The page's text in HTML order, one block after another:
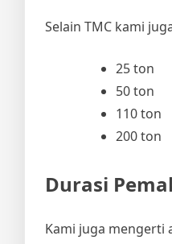
Selain TMC kami
25 ton
50 ton
110 ton
200 ton
Durasi
Kami juga mengerti